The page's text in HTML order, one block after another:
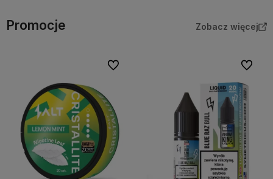
Promocje Zobacz więcej
Do ulubionych Do